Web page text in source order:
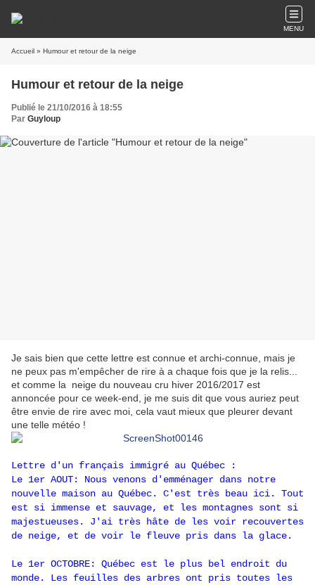
MENU
Accueil » Humour et retour de la neige
Humour et retour de la neige
Publié le 21/10/2016 à 18:55
Par Guyloup
Je sais bien que cette lettre est connue et archi-connue, mais je
ne peux pas m'empêcher de rire à a chaque fois que je la relis...
et comme la neige du nouveau cru hiver 2016/2017 est
annoncée pour ce week-end, je me suis dit que vous auriez peut
être envie de rire avec moi, cela vaut mieux que pleurer devant
une telle météo !
Lettre d'un français immigré au Québec :
Le 1er AOUT: Nous venons d'emménager dans notre
nouvelle maison au Québec. C'est très beau ici. Tout
est si immense et sauvage, et les montagnes sont si
majestueuses. J'ai très hâte de les voir recouvertes
de neige, et de voir le fleuve pris dans la glace.
Le 1er OCTOBRE: Québec est le plus bel endroit du
monde. Les feuilles des arbres ont pris toutes les